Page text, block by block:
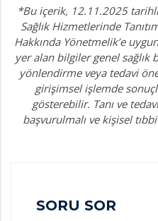
*Bu içerik, 12.11.2025 tarihli
Sağlık Hizmetlerinde
Hakkında Yönetmelik’e
yer alan bilgiler genel
yönlendirme veya tedavi
girişimsel işlemde
gösterebilir. Tanı ve
başvurulmalı ve kişisel
SORU SOR